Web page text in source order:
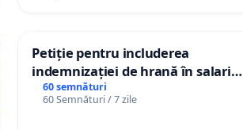
Petiție pentru includerea
indemnizației de hrană în salariul
de bază și protejarea gradațiilor
de vechime pentru asistenții
60 semnături
60 Semnături / 7 zile